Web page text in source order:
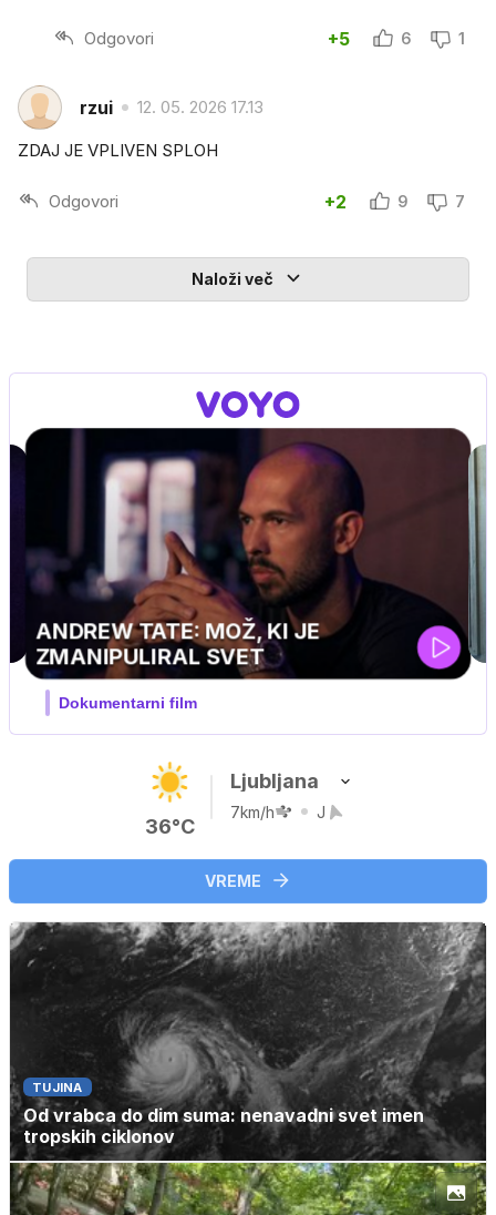
Odgovori +5 6 1
rzui 12. 05. 2026 17.13
ZDAJ JE VPLIVEN SPLOH
Odgovori +2 9 7
Naloži več
MOJ PRIJATELJ PINGVIN
Film meseca / družinski, pustolovski
36°C
Ljubljana
7km/h J
VREME
TUJINA
Od vrabca do dim suma: nenavadni svet imen
tropskih ciklonov